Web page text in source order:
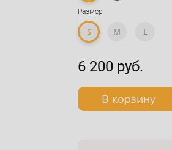
Размер
S M L
6 200 руб.
В корзину